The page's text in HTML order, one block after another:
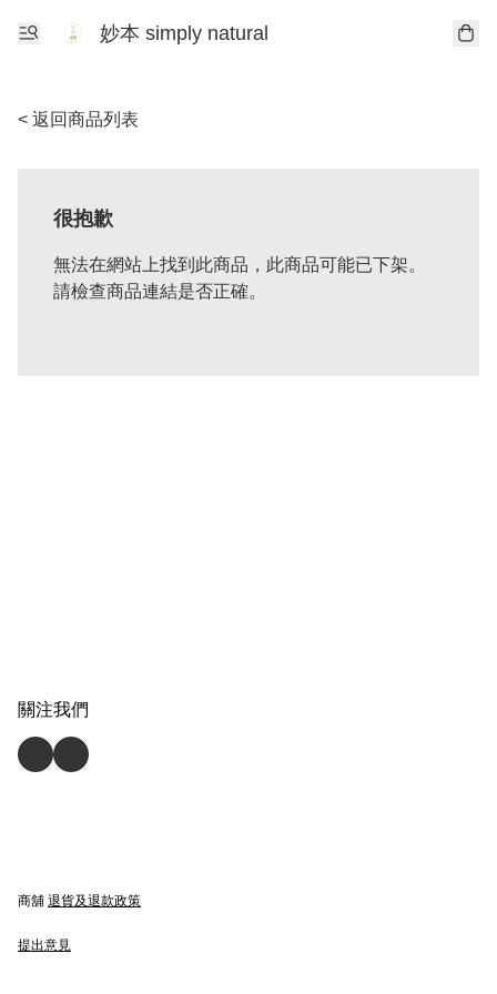
妙本 simply natural
< 返回商品列表
很抱歉
無法在網站上找到此商品，此商品可能已下架。
請檢查商品連結是否正確。
關注我們
商舖 退貨及退款政策
提出意見